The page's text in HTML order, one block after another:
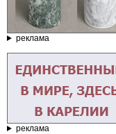
реклама
реклама